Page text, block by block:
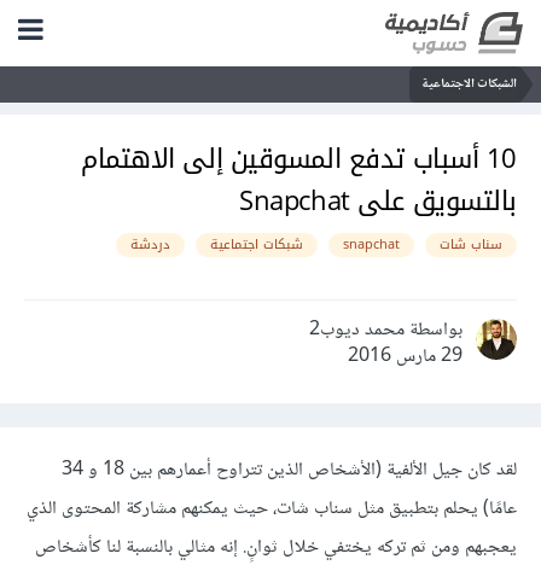
الشبكات الاجتماعية
10 أسباب تدفع المسوقين إلى الاهتمام
بالتسويق على Snapchat
سناب شات snapchat شبكات اجتماعية دردشة
بواسطة محمد ديوب2
29 مارس 2016
لقد كان جيل الألفية (الأشخاص الذين تتراوح أعمارهم بين 18 و 34
عامًا) يحلم بتطبيق مثل سناب شات، حيث يمكنهم مشاركة المحتوى الذي
يعجبهم ومن ثم تركه يختفي خلال ثوانٍ. إنه مثالي بالنسبة لنا كأشخاص